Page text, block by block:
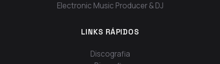
Electronic Music Producer & DJ
LINKS RÁPIDOS
Discografia